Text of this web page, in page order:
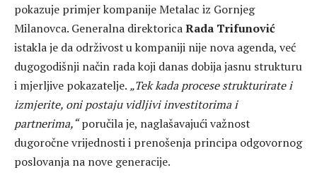
pokazuje primjer kompanije Metalac iz Gornjeg
Milanovca. Generalna direktoricaRada Trifunović
istakla je da održivost u kompaniji nije nova agenda, već
dugogodišnji način rada koji danas dobija jasnu strukturu
i mjerljive pokazatelje. „Tek kada procese strukturirate i
izmjerite, oni postaju vidljivi investitorima i
partnerima,“poručila je, naglašavajući važnost
dugoročne vrijednosti i prenošenja principa odgovornog
poslovanja na nove generacije.